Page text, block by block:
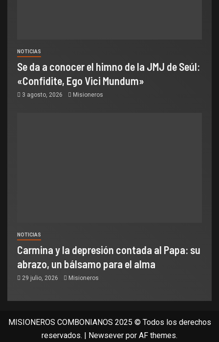
NOTICIAS
Se da a conocer el himno de la JMJ de Seúl:
«Confidite, Ego Vici Mundum»
3 agosto, 2026 Misioneros
NOTICIAS
Carmina y la depresión contada al Papa: su
abrazo, un bálsamo para el alma
29 julio, 2026 Misioneros
MISIONEROS COMBONIANOS 2025 © Todos los derechos
reservados. | Newsever por AF themes.